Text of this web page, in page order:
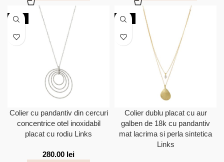
NOU
Colier cu pandantiv din cercuri
concentrice otel inoxidabil
placat cu rodiu Links
280.00 lei
NOU
Colier dublu placat cu aur
galben de 18k cu pandantiv
mat lacrima si perla sintetica
Links